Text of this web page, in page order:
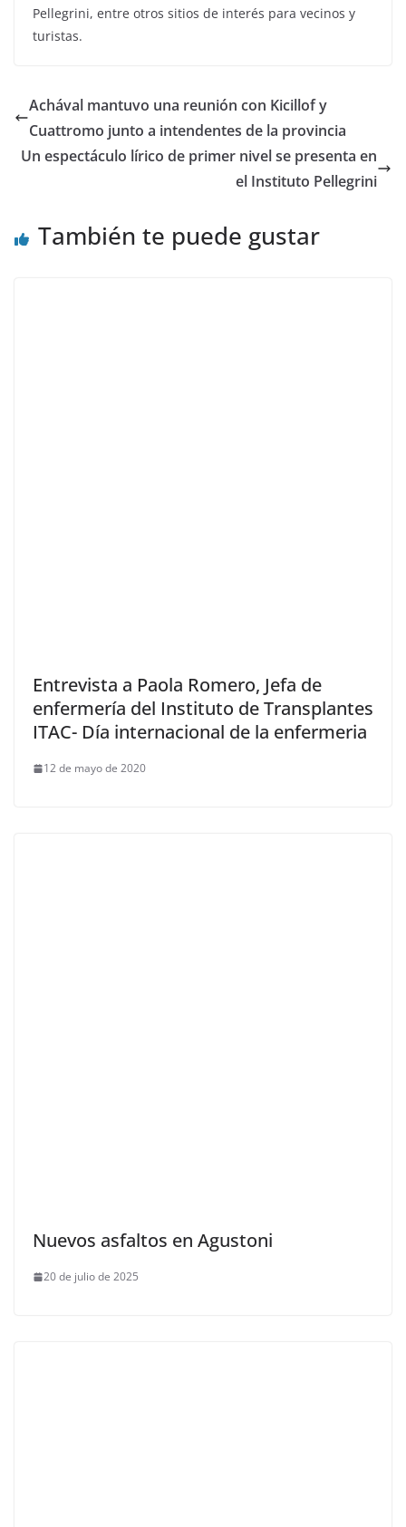
Pellegrini, entre otros sitios de interés para vecinos y
turistas.
Achával mantuvo una reunión con Kicillof y
Cuattromo junto a intendentes de la provincia
Un espectáculo lírico de primer nivel se presenta en
el Instituto Pellegrini
También te puede gustar
Entrevista a Paola Romero, Jefa de
enfermería del Instituto de Transplantes
ITAC- Día internacional de la enfermeria
12 de mayo de 2020
Nuevos asfaltos en Agustoni
20 de julio de 2025